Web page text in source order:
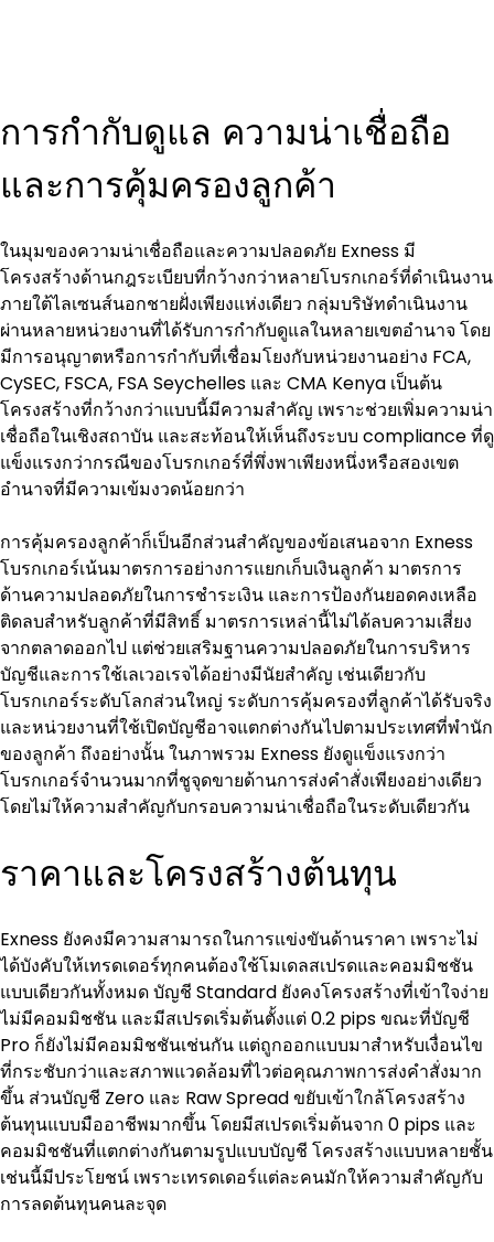
การกำกับดูแล ความน่าเชื่อถือ
และการคุ้มครองลูกค้า
ในมุมของความน่าเชื่อถือและความปลอดภัย Exness มี
โครงสร้างด้านกฎระเบียบที่กว้างกว่าหลายโบรกเกอร์ที่ดำเนินงาน
ภายใต้ไลเซนส์นอกชายฝั่งเพียงแห่งเดียว กลุ่มบริษัทดำเนินงาน
ผ่านหลายหน่วยงานที่ได้รับการกำกับดูแลในหลายเขตอำนาจ โดย
มีการอนุญาตหรือการกำกับที่เชื่อมโยงกับหน่วยงานอย่าง FCA,
CySEC, FSCA, FSA Seychelles และ CMA Kenya เป็นต้น
โครงสร้างที่กว้างกว่าแบบนี้มีความสำคัญ เพราะช่วยเพิ่มความน่า
เชื่อถือในเชิงสถาบัน และสะท้อนให้เห็นถึงระบบ compliance ที่ดู
แข็งแรงกว่ากรณีของโบรกเกอร์ที่พึ่งพาเพียงหนึ่งหรือสองเขต
อำนาจที่มีความเข้มงวดน้อยกว่า
การคุ้มครองลูกค้าก็เป็นอีกส่วนสำคัญของข้อเสนอจาก Exness
โบรกเกอร์เน้นมาตรการอย่างการแยกเก็บเงินลูกค้า มาตรการ
ด้านความปลอดภัยในการชำระเงิน และการป้องกันยอดคงเหลือ
ติดลบสำหรับลูกค้าที่มีสิทธิ์ มาตรการเหล่านี้ไม่ได้ลบความเสี่ยง
จากตลาดออกไป แต่ช่วยเสริมฐานความปลอดภัยในการบริหาร
บัญชีและการใช้เลเวอเรจได้อย่างมีนัยสำคัญ เช่นเดียวกับ
โบรกเกอร์ระดับโลกส่วนใหญ่ ระดับการคุ้มครองที่ลูกค้าได้รับจริง
และหน่วยงานที่ใช้เปิดบัญชีอาจแตกต่างกันไปตามประเทศที่พำนัก
ของลูกค้า ถึงอย่างนั้น ในภาพรวม Exness ยังดูแข็งแรงกว่า
โบรกเกอร์จำนวนมากที่ชูจุดขายด้านการส่งคำสั่งเพียงอย่างเดียว
โดยไม่ให้ความสำคัญกับกรอบความน่าเชื่อถือในระดับเดียวกัน
ราคาและโครงสร้างต้นทุน
Exness ยังคงมีความสามารถในการแข่งขันด้านราคา เพราะไม่
ได้บังคับให้เทรดเดอร์ทุกคนต้องใช้โมเดลสเปรดและคอมมิชชัน
แบบเดียวกันทั้งหมด บัญชี Standard ยังคงโครงสร้างที่เข้าใจง่าย
ไม่มีคอมมิชชัน และมีสเปรดเริ่มต้นตั้งแต่ 0.2 pips ขณะที่บัญชี
Pro ก็ยังไม่มีคอมมิชชันเช่นกัน แต่ถูกออกแบบมาสำหรับเงื่อนไข
ที่กระชับกว่าและสภาพแวดล้อมที่ไวต่อคุณภาพการส่งคำสั่งมาก
ขึ้น ส่วนบัญชี Zero และ Raw Spread ขยับเข้าใกล้โครงสร้าง
ต้นทุนแบบมืออาชีพมากขึ้น โดยมีสเปรดเริ่มต้นจาก 0 pips และ
คอมมิชชันที่แตกต่างกันตามรูปแบบบัญชี โครงสร้างแบบหลายชั้น
เช่นนี้มีประโยชน์ เพราะเทรดเดอร์แต่ละคนมักให้ความสำคัญกับ
การลดต้นทุนคนละจุด